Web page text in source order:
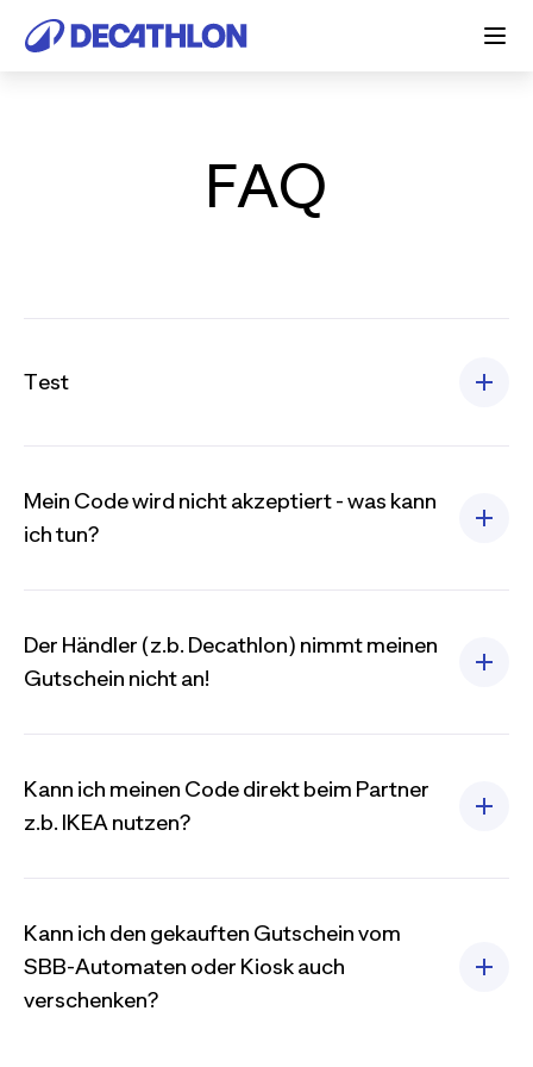
FAQ
Test
Mein Code wird nicht akzeptiert - was kann
ich tun?
Der Händler (z.b. Decathlon) nimmt meinen
Gutschein nicht an!
Kann ich meinen Code direkt beim Partner
z.b. IKEA nutzen?
Kann ich den gekauften Gutschein vom
SBB-Automaten oder Kiosk auch
verschenken?